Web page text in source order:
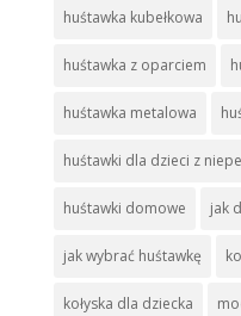
huśtawka kubełkowa
huśtawka z oparciem
huśtawka metalowa
huśtawki dla dzieci z
huśtawki domowe jak
jak wybrać huśtawkę
kołyska dla dziecka